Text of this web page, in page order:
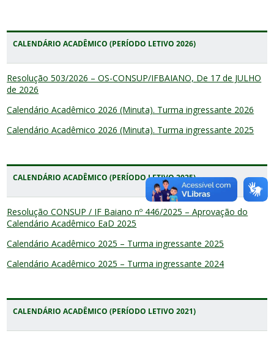
CALENDÁRIO ACADÊMICO (PERÍODO LETIVO 2026)
Resolução 503/2026 – OS-CONSUP/IFBAIANO, De 17 de JULHO
de 2026
Calendário Acadêmico 2026 (Minuta). Turma ingressante 2026
Calendário Acadêmico 2026 (Minuta). Turma ingressante 2025
CALENDÁRIO ACADÊMICO (PERÍODO LETIVO 2025)
Resolução CONSUP / IF Baiano nº 446/2025 – Aprovação do
Calendário Acadêmico EaD 2025
Calendário Acadêmico 2025 – Turma ingressante 2025
Calendário Acadêmico 2025 – Turma ingressante 2024
CALENDÁRIO ACADÊMICO (PERÍODO LETIVO 2021)